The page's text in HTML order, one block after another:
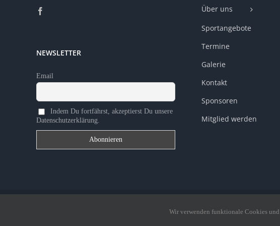
NEWSLETTER
Email
Indem Du fortfährst, akzeptierst Du unsere
Datenschutzerklärung.
Über uns
Sportangebote
Termine
Galerie
Kontakt
Sponsoren
Mitglied werden
© 2014–2026 Verberger TV e. V. · Eigene Inhalte urheberrechtlich geschützt · Bilder
Wir verwenden funktionale Cookies